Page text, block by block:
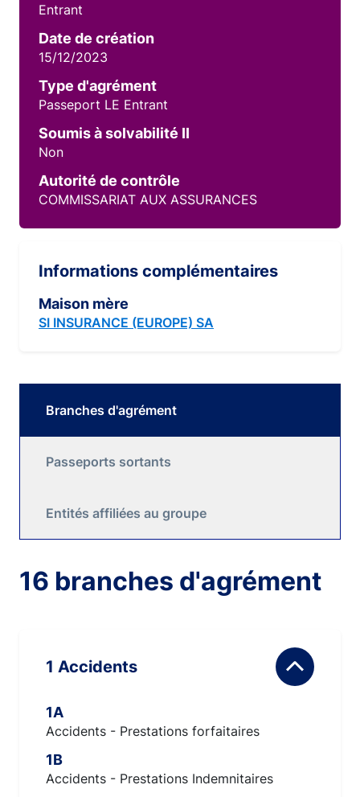
Entrant
Date de création
15/12/2023
Type d'agrément
Passeport LE Entrant
Soumis à solvabilité II
Non
Autorité de contrôle
COMMISSARIAT AUX ASSURANCES
Informations complémentaires
Maison mère
SI INSURANCE (EUROPE) SA
Branches d'agrément
Passeports sortants
Entités affiliées au groupe
16 branches d'agrément
1 Accidents
1A
Accidents - Prestations forfaitaires
1B
Accidents - Prestations Indemnitaires